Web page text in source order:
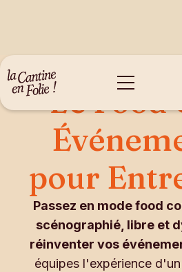
Le Food
pour
Passez en mode food
scénographié, libre et
réinventer vos
équipes l'expérience